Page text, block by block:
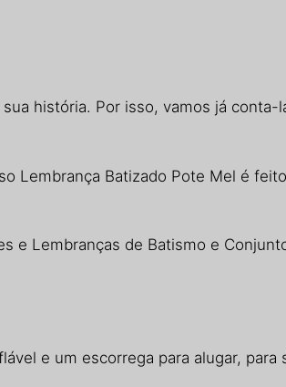
história. Por isso, vamos já conta-
Lembrança Batizado Pote Mel é
e Lembranças de Batismo e
e um escorrega para alugar, para